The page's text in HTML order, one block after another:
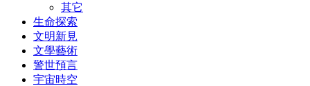
其它
生命探索
文明新見
文學藝術
警世預言
宇宙時空